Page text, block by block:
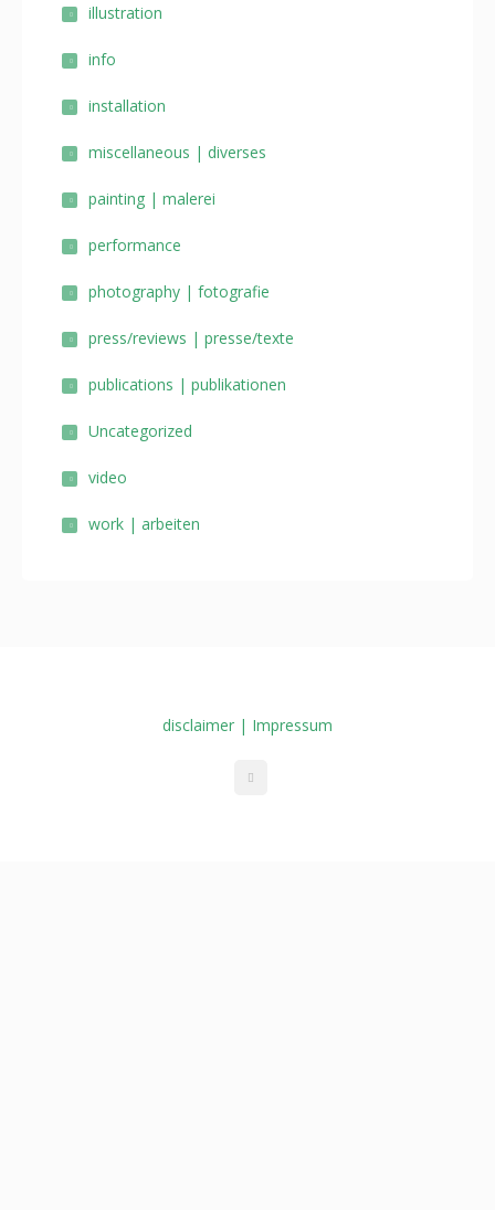
illustration
info
installation
miscellaneous | diverses
painting | malerei
performance
photography | fotografie
press/reviews | presse/texte
publications | publikationen
Uncategorized
video
work | arbeiten
disclaimer | Impressum